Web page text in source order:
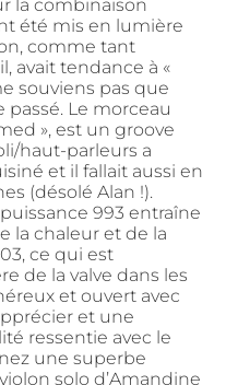
la combinaison
été mis en lumière
comme tant
avait tendance à «
souviens pas que
passé. Le morceau
», est un groove
haut-parleurs a
et il fallait aussi en
(désolé Alan !).
993 entraîne
la chaleur et de la
ce qui est
de la valve dans les
et ouvert avec
et une
ressentie avec le
une superbe
solo d’Amandine